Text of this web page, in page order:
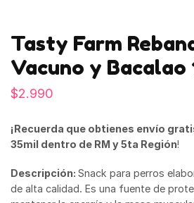
Tasty Farm
Vacuno y Bacalao
$2.990
¡Recuerda que obtienes envío
35mil dentro de RM y 5ta Región!
Descripción: Snack para perros
de alta calidad. Es una fuente de